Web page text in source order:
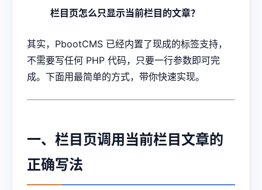
栏目页怎么只显示当前栏目的文章？
其实，PbootCMS 已经内置了现成的标签支持，
不需要写任何 PHP 代码，只要一行参数即可完
成。下面用最简单的方式，带你快速实现。
一、栏目页调用当前栏目文章的
正确写法